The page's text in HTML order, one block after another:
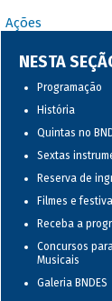
Ações
NESTA
Programação
História
Quintas no
Sextas
Reserva de
Filmes e
Receba a
Concursos
Musicais
Galeria BNDES